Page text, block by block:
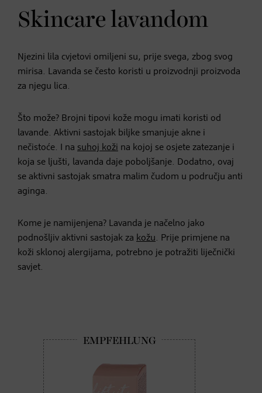
Skincare lavandom
Njezini lila cvjetovi omiljeni su, prije svega, zbog svog
mirisa. Lavanda se često koristi u proizvodnji proizvoda
za njegu lica.
Što može? Brojni tipovi kože mogu imati koristi od
lavande. Aktivni sastojak biljke smanjuje akne i
nečistoće. I na suhoj koži na kojoj se osjete zatezanje i
koja se ljušti, lavanda daje poboljšanje. Dodatno, ovaj
se aktivni sastojak smatra malim čudom u području anti
aginga.
Kome je namijenjena? Lavanda je načelno jako
podnošljiv aktivni sastojak za kožu. Prije primjene na
koži sklonoj alergijama, potrebno je potražiti liječnički
savjet.